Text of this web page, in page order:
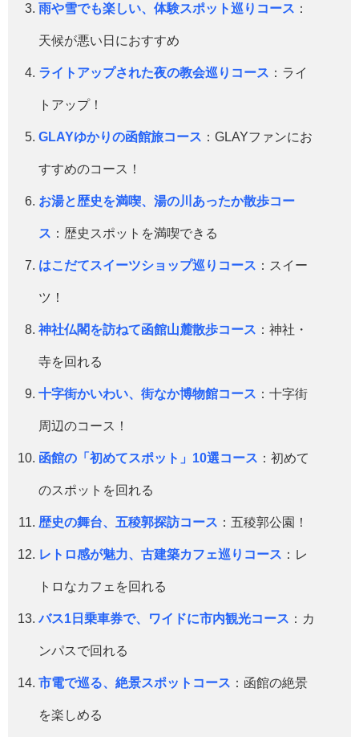
雨や雪でも楽しい、体験スポット巡りコース ：
天候が悪い日におすすめ
ライトアップされた夜の教会巡りコース ：ライ
トアップ！
GLAYゆかりの函館旅コース ：GLAYファンにお
すすめのコース！
お湯と歴史を満喫、湯の川あったか散歩コー
ス ：歴史スポットを満喫できる
はこだてスイーツショップ巡りコース ：スイー
ツ！
神社仏閣を訪ねて函館山麓散歩コース ：神社・
寺を回れる
十字街かいわい、街なか博物館コース ：十字街
周辺のコース！
函館の「初めてスポット」10選コース ：初めて
のスポットを回れる
歴史の舞台、五稜郭探訪コース ：五稜郭公園！
レトロ感が魅力、古建築カフェ巡りコース ：レ
トロなカフェを回れる
バス1日乗車券で、ワイドに市内観光コース ：カ
ンパスで回れる
市電で巡る、絶景スポットコース ：函館の絶景
を楽しめる